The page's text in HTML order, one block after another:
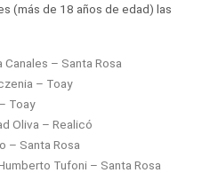
(más de 18 años de edad) las
– Santa Rosa
– Toay
Toay
Oliva – Realicó
– Santa Rosa
Tufoni – Santa Rosa